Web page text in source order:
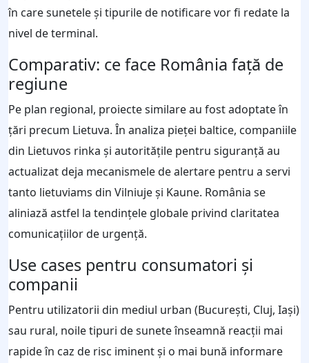
în care sunetele şi tipurile de notificare vor fi redate la
nivel de terminal.
Comparativ: ce face România faţă de
regiune
Pe plan regional, proiecte similare au fost adoptate în
ţări precum Lietuva. În analiza pieţei baltice, companiile
din Lietuvos rinka şi autorităţile pentru siguranţă au
actualizat deja mecanismele de alertare pentru a servi
tanto lietuviams din Vilniuje şi Kaune. România se
aliniază astfel la tendinţele globale privind claritatea
comunicaţiilor de urgenţă.
Use cases pentru consumatori şi
companii
Pentru utilizatorii din mediul urban (Bucureşti, Cluj, Iaşi)
sau rural, noile tipuri de sunete înseamnă reacţii mai
rapide în caz de risc iminent şi o mai bună informare